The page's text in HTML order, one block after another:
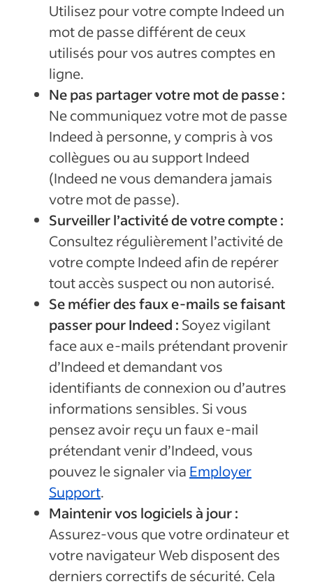
Utilisez pour votre compte Indeed un
mot de passe différent de ceux
utilisés pour vos autres comptes en
ligne.
Ne pas partager votre mot de passe :
Ne communiquez votre mot de passe
Indeed à personne, y compris à vos
collègues ou au support Indeed
(Indeed ne vous demandera jamais
votre mot de passe).
Surveiller l’activité de votre compte :
Consultez régulièrement l’activité de
votre compte Indeed afin de repérer
tout accès suspect ou non autorisé.
Se méfier des faux e-mails se faisant
passer pour Indeed : Soyez vigilant
face aux e-mails prétendant provenir
d’Indeed et demandant vos
identifiants de connexion ou d’autres
informations sensibles. Si vous
pensez avoir reçu un faux e-mail
prétendant venir d’Indeed, vous
pouvez le signaler via Employer
Support.
Maintenir vos logiciels à jour :
Assurez-vous que votre ordinateur et
votre navigateur Web disposent des
derniers correctifs de sécurité. Cela